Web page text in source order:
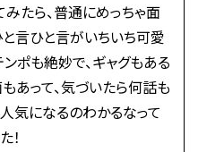
たら、普通にめっちゃ面
言ひと言がいちいち可愛
ポも絶妙で、ギャグもある
あって、気づいたら何話も
気になるのわかるなって
！